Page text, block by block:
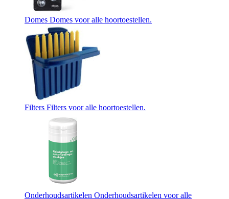
Domes Domes voor alle hoortoestellen.
Filters Filters voor alle hoortoestellen.
Onderhoudsartikelen Onderhoudsartikelen voor alle